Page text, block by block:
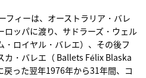
フィーは、オーストラリア・バレ
ッパに渡り、サドラーズ・ウェル
・ロイヤル・バレエ）、その後フ
カ・バレエ（ Ballets Félix Blaska
った翌年1976年から31年間、コ